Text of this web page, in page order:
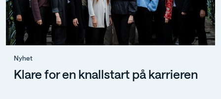
Nyhet
Klare for en knallstart på karrieren